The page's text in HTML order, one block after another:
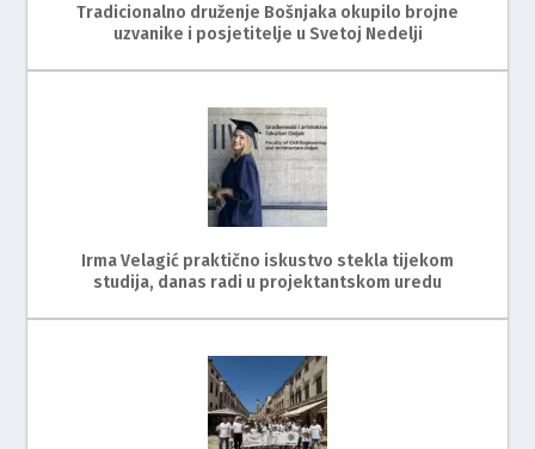
Tradicionalno druženje Bošnjaka okupilo brojne
uzvanike i posjetitelje u Svetoj Nedelji
Irma Velagić praktično iskustvo stekla tijekom
studija, danas radi u projektantskom uredu